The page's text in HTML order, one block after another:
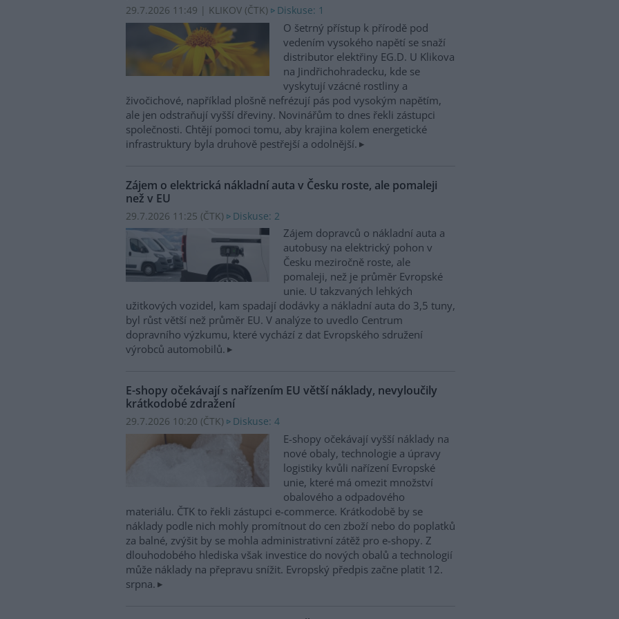
29.7.2026 11:49 | KLIKOV (ČTK) Diskuse: 1
O šetrný přístup k přírodě pod
vedením vysokého napětí se snaží
distributor elektřiny EG.D. U Klikova
na Jindřichohradecku, kde se
vyskytují vzácné rostliny a
živočichové, například plošně nefrézují pás pod vysokým napětím,
ale jen odstraňují vyšší dřeviny. Novinářům to dnes řekli zástupci
společnosti. Chtějí pomoci tomu, aby krajina kolem energetické
infrastruktury byla druhově pestřejší a odolnější.
Zájem o elektrická nákladní auta v Česku roste, ale pomaleji
než v EU
29.7.2026 11:25 (ČTK) Diskuse: 2
Zájem dopravců o nákladní auta a
autobusy na elektrický pohon v
Česku meziročně roste, ale
pomaleji, než je průměr Evropské
unie. U takzvaných lehkých
užitkových vozidel, kam spadají dodávky a nákladní auta do 3,5 tuny,
byl růst větší než průměr EU. V analýze to uvedlo Centrum
dopravního výzkumu, které vychází z dat Evropského sdružení
výrobců automobilů.
E-shopy očekávají s nařízením EU větší náklady, nevyloučily
krátkodobé zdražení
29.7.2026 10:20 (ČTK) Diskuse: 4
E-shopy očekávají vyšší náklady na
nové obaly, technologie a úpravy
logistiky kvůli nařízení Evropské
unie, které má omezit množství
obalového a odpadového
materiálu. ČTK to řekli zástupci e-commerce. Krátkodobě by se
náklady podle nich mohly promítnout do cen zboží nebo do poplatků
za balné, zvýšit by se mohla administrativní zátěž pro e-shopy. Z
dlouhodobého hlediska však investice do nových obalů a technologií
může náklady na přepravu snížit. Evropský předpis začne platit 12.
srpna.